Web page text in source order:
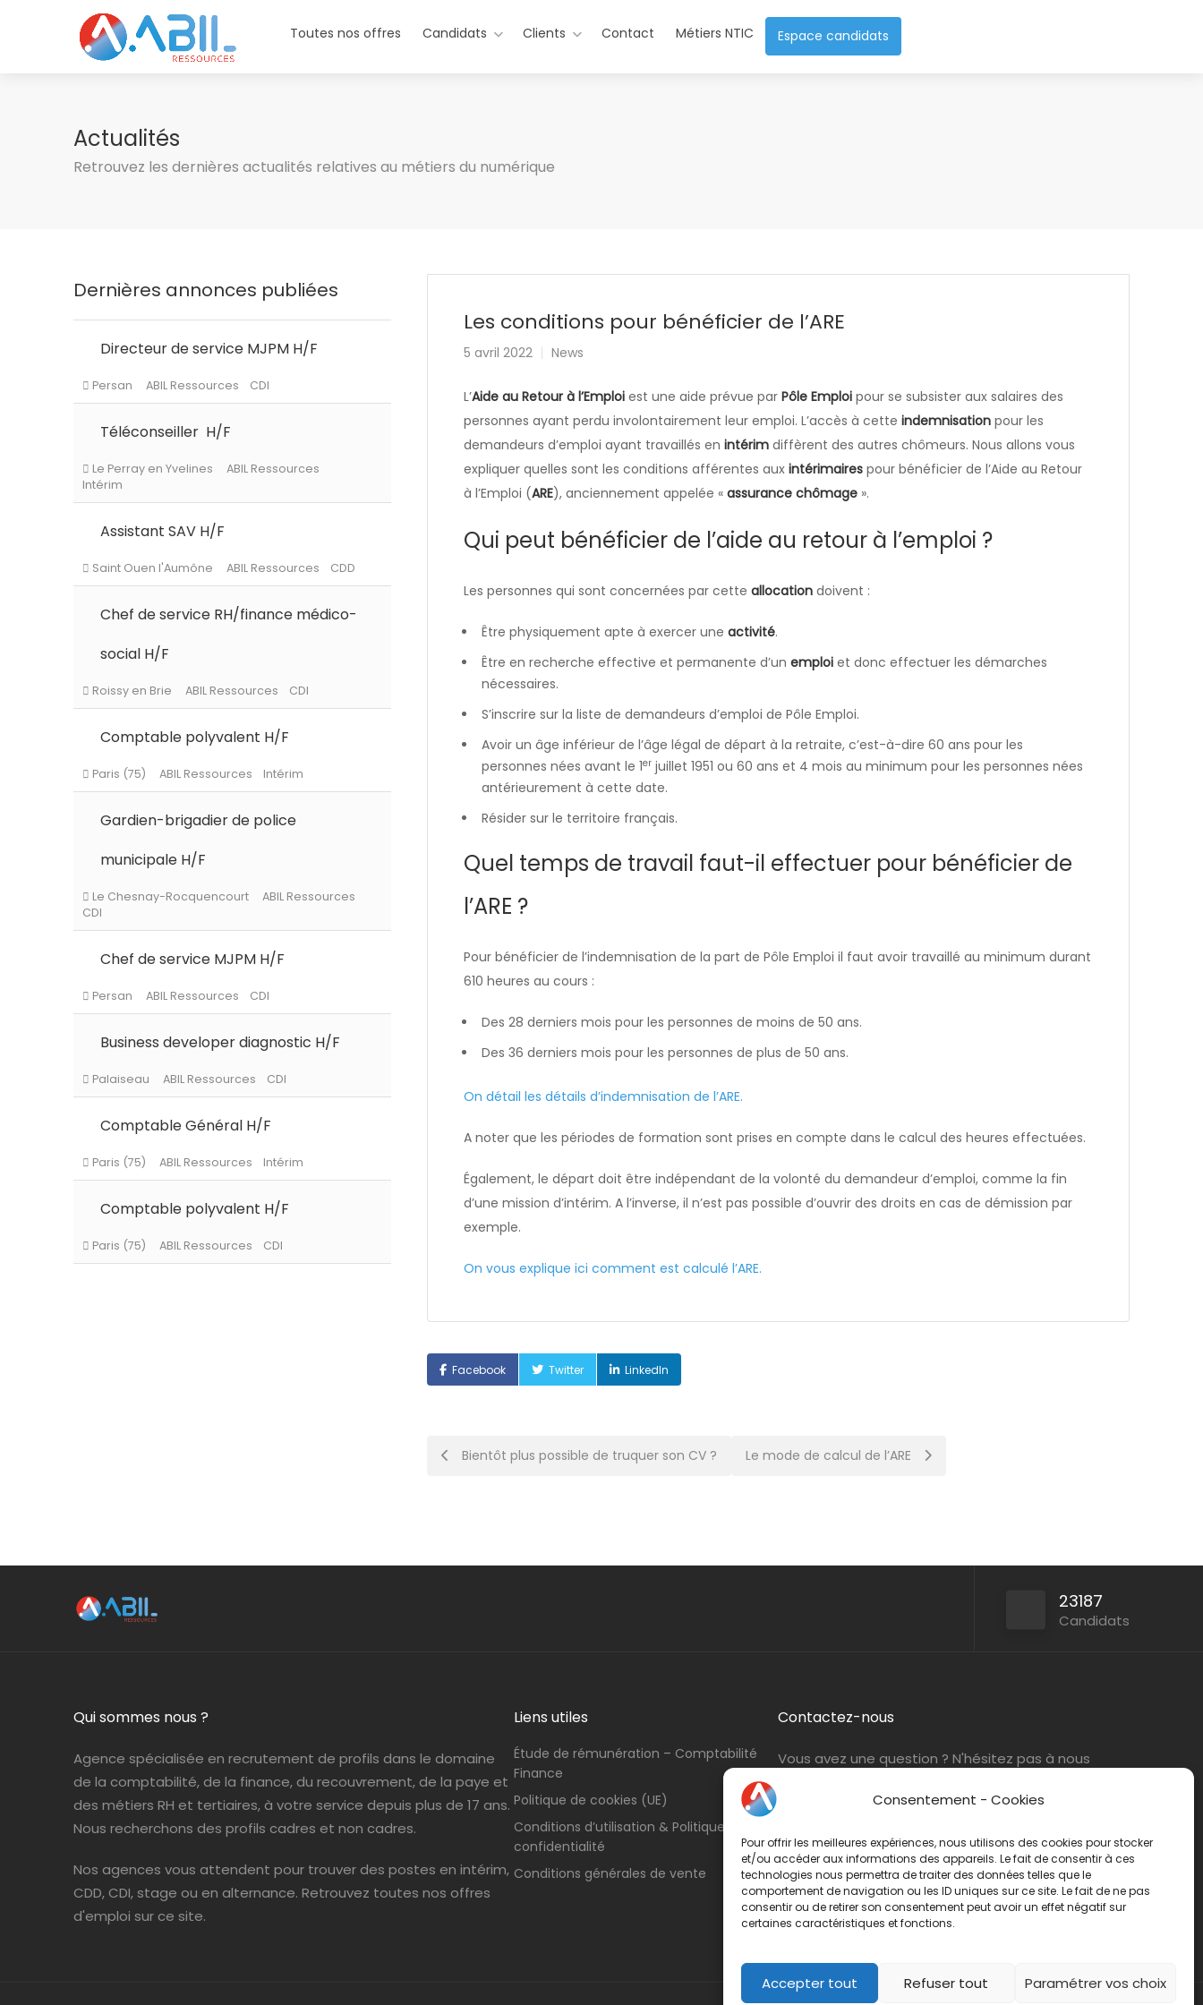
Consentement - Cookies
Pour offrir les meilleures expériences, nous utilisons des cookies pour stocker
et/ou accéder aux informations des appareils. Le fait de consentir à ces
technologies nous permettra de traiter des données telles que le
comportement de navigation ou les ID uniques sur ce site. Le fait de ne pas
consentir ou de retirer son consentement peut avoir un effet négatif sur
certaines caractéristiques et fonctions.
Accepter tout Refuser tout Paramétrer vos choix
Toutes nos offres Candidats Clients Contact Métiers NTIC Espace candidats
Actualités
Retrouvez les dernières actualités relatives au métiers du numérique
Les conditions pour bénéficier de l’ARE
5 avril 2022 News
L’Aide au Retour à l’Emploi est une aide prévue par Pôle Emploi pour se subsister aux salaires des
personnes ayant perdu involontairement leur emploi. L’accès à cette indemnisation pour les
demandeurs d’emploi ayant travaillés en intérim diffèrent des autres chômeurs. Nous allons vous
expliquer quelles sont les conditions afférentes aux intérimaires pour bénéficier de l’Aide au Retour
à l’Emploi (ARE), anciennement appelée « assurance chômage ».
Qui peut bénéficier de l’aide au retour à l’emploi ?
Les personnes qui sont concernées par cette allocation doivent :
Être physiquement apte à exercer une activité.
Être en recherche effective et permanente d’un emploi et donc effectuer les démarches
nécessaires.
S’inscrire sur la liste de demandeurs d’emploi de Pôle Emploi.
Avoir un âge inférieur de l’âge légal de départ à la retraite, c’est-à-dire 60 ans pour les
personnes nées avant le 1er juillet 1951 ou 60 ans et 4 mois au minimum pour les personnes nées
antérieurement à cette date.
Résider sur le territoire français.
Quel temps de travail faut-il effectuer pour bénéficier de
l’ARE ?
Pour bénéficier de l’indemnisation de la part de Pôle Emploi il faut avoir travaillé au minimum durant
610 heures au cours :
Des 28 derniers mois pour les personnes de moins de 50 ans.
Des 36 derniers mois pour les personnes de plus de 50 ans.
On détail les détails d’indemnisation de l’ARE.
A noter que les périodes de formation sont prises en compte dans le calcul des heures effectuées.
Également, le départ doit être indépendant de la volonté du demandeur d’emploi, comme la fin
d’une mission d’intérim. A l’inverse, il n’est pas possible d’ouvrir des droits en cas de démission par
exemple.
On vous explique ici comment est calculé l’ARE.
Facebook Twitter LinkedIn
PostBientôt plus possible de truquer son CV ? Le mode de calcul de l’ARE
Dernières annonces publiées
Directeur de service MJPM H/F
Persan ABIL Ressources
Téléconseiller H/F
Le Perray en Yvelines
Intérim
Assistant SAV H/F
Chef de service RH/finance médico-
social H/F
Roissy en Brie ABIL Ressources
Comptable polyvalent H/F
Paris (75) ABIL Ressources
Gardien-brigadier de police
municipale H/F
Le Chesnay-Rocquencourt
CDI
Chef de service MJPM H/F
Business developer diagnostic H/F
Palaiseau ABIL Ressources
Comptable Général H/F
Comptable polyvalent H/F
23187
Candidats
Qui sommes nous ?
Agence spécialisée en recrutement de profils dans le domaine
de la comptabilité, de la finance, du recouvrement, de la paye et
des métiers RH et tertiaires, à votre service depuis plus de 17 ans.
Nous recherchons des profils cadres et non cadres.
Nos agences vous attendent pour trouver des postes en intérim,
CDD, CDI, stage ou en alternance. Retrouvez toutes nos offres
d'emploi sur ce site.
Liens utiles
Étude de rémunération – Comptabilité
Finance
Politique de cookies (UE)
Conditions d’utilisation & Politique de
confidentialité
Conditions générales de vente
Contactez-nous
Vous avez une question ? N'hésitez pas à nous